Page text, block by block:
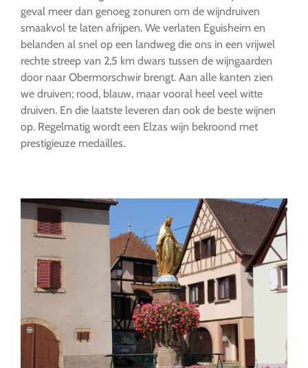
geval meer dan genoeg zonuren om de wijndruiven
smaakvol te laten afrijpen. We verlaten Eguisheim en
belanden al snel op een landweg die ons in een vrijwel
rechte streep van 2,5 km dwars tussen de wijngaarden
door naar Obermorschwir brengt. Aan alle kanten zien
we druiven; rood, blauw, maar vooral heel veel witte
druiven. En die laatste leveren dan ook de beste wijnen
op. Regelmatig wordt een Elzas wijn bekroond met
prestigieuze medailles.